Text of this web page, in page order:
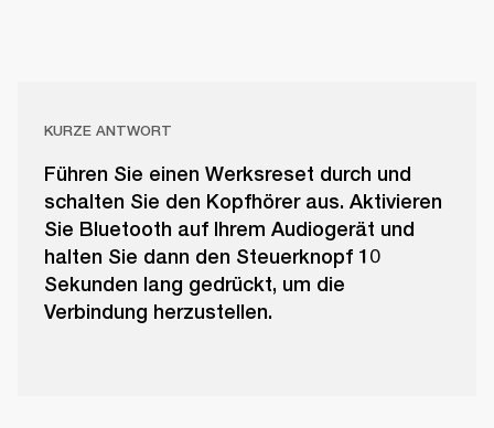
KURZE ANTWORT
Führen Sie einen Werksreset durch und
schalten Sie den Kopfhörer aus. Aktivieren
Sie Bluetooth auf Ihrem Audiogerät und
halten Sie dann den Steuerknopf 10
Sekunden lang gedrückt, um die
Verbindung herzustellen.